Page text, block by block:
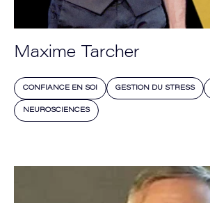
Maxime Tarcher
CONFIANCE EN SOI GESTION DU STRESS
NEUROSCIENCES